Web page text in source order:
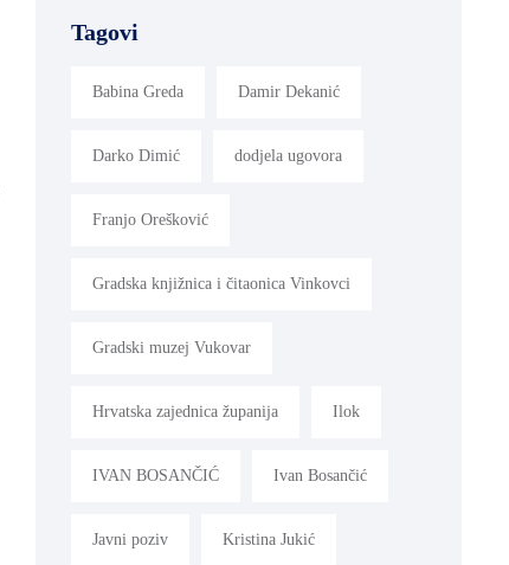
Tagovi
Babina Greda Damir Dekanić
Darko Dimić dodjela ugovora
Franjo Orešković
Gradska knjižnica i čitaonica Vinkovci
Gradski muzej Vukovar
Hrvatska zajednica županija Ilok
IVAN BOSANČIĆ Ivan Bosančić
Javni poziv Kristina Jukić